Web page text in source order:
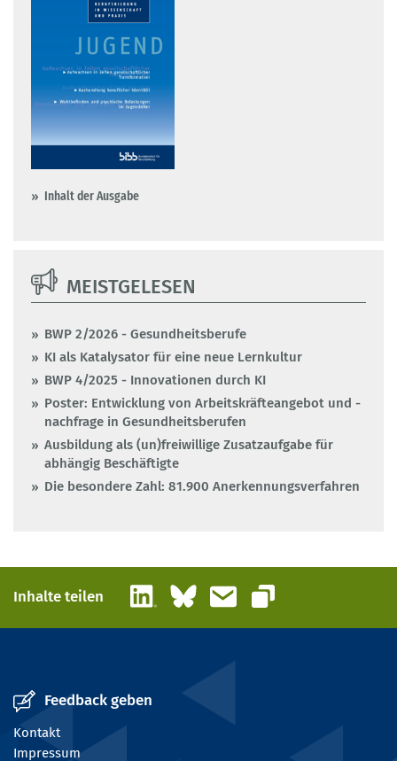
Inhalt der Ausgabe
MEISTGELESEN
BWP 2/2026 - Gesundheitsberufe
KI als Katalysator für eine neue Lernkultur
BWP 4/2025 - Innovationen durch KI
Poster: Entwicklung von Arbeitskräfteangebot und -
nachfrage in Gesundheitsberufen
Ausbildung als (un)freiwillige Zusatzaufgabe für
abhängig Beschäftigte
Die besondere Zahl: 81.900 Anerkennungsverfahren
Inhalte teilen LinkedInBlueskyE-Mail
Link kopieren
Feedback geben
Kontakt
Impressum